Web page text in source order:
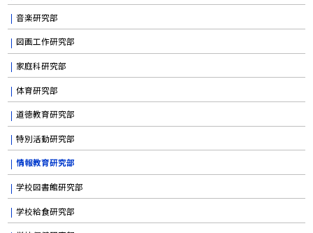
音楽研究部
図画工作研究部
家庭科研究部
体育研究部
道徳教育研究部
特別活動研究部
情報教育研究部
学校図書館研究部
学校給食研究部